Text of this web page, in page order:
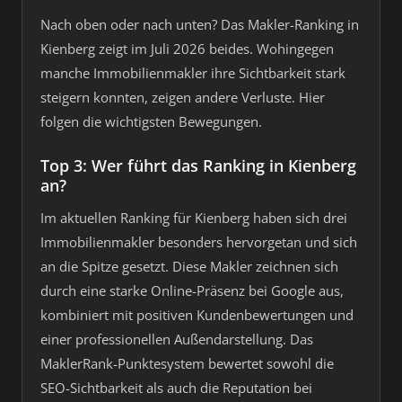
Nach oben oder nach unten? Das Makler-Ranking in
Kienberg zeigt im Juli 2026 beides. Wohingegen
manche Immobilienmakler ihre Sichtbarkeit stark
steigern konnten, zeigen andere Verluste. Hier
folgen die wichtigsten Bewegungen.
Top 3: Wer führt das Ranking in Kienberg
an?
Im aktuellen Ranking für Kienberg haben sich drei
Immobilienmakler besonders hervorgetan und sich
an die Spitze gesetzt. Diese Makler zeichnen sich
durch eine starke Online-Präsenz bei Google aus,
kombiniert mit positiven Kundenbewertungen und
einer professionellen Außendarstellung. Das
MaklerRank-Punktesystem bewertet sowohl die
SEO-Sichtbarkeit als auch die Reputation bei